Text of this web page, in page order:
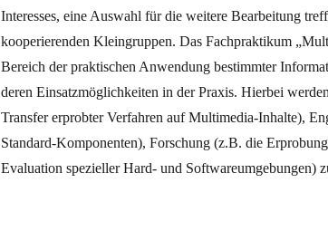
Interesses, eine Auswahl für die weitere Bearbeitung
kooperierenden Kleingruppen. Das Fachpraktikum
Bereich der praktischen Anwendung bestimmter
deren Einsatzmöglichkeiten in der Praxis. Hierbei
Transfer erprobter Verfahren auf Multimedia-Inhalte),
Standard-Komponenten), Forschung (z.B. die
Evaluation spezieller Hard- und Softwareumgebungen)